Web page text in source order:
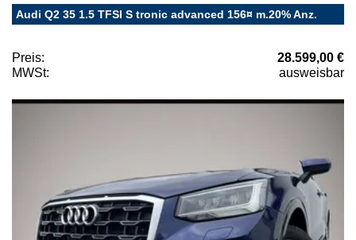
Audi Q2 35 1.5 TFSI S tronic advanced 156¤ m.20% Anz.
Preis:
28.599,00 €
MWSt:
ausweisbar